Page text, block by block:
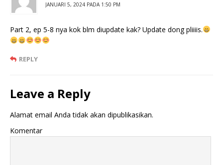
JANUARI 5, 2024 PADA 1:50 PM
Part 2, ep 5-8 nya kok blm diupdate kak? Update dong pliiiis.
REPLY
Leave a Reply
Alamat email Anda tidak akan dipublikasikan.
Komentar